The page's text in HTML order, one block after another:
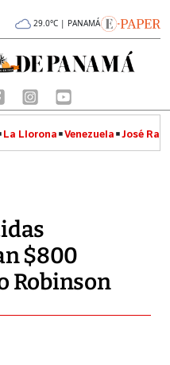
29.0°C | PANAMÁ
La Llorona Venezuela José
$800
Robinson